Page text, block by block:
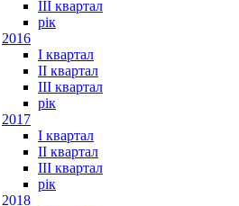
III квартал
рік
2016
I квартал
II квартал
III квартал
рік
2017
I квартал
II квартал
III квартал
рік
2018